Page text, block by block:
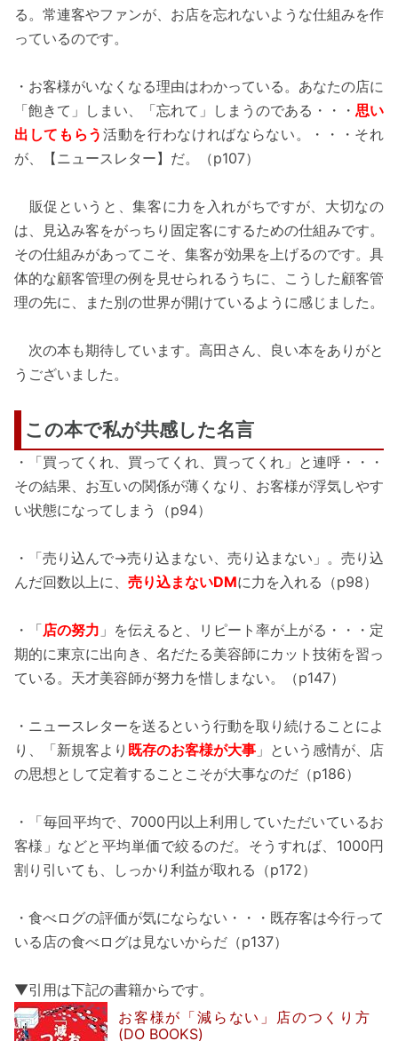
る。常連客やファンが、お店を忘れないような仕組みを作
っているのです。
・お客様がいなくなる理由はわかっている。あなたの店に
「飽きて」しまい、「忘れて」しまうのである・・・ 思い
出してもらう 活動を行わなければならない。・・・それ
が、【ニュースレター】だ。（p107）
販促というと、集客に力を入れがちですが、大切なの
は、見込み客をがっちり固定客にするための仕組みです。
その仕組みがあってこそ、集客が効果を上げるのです。具
体的な顧客管理の例を見せられるうちに、こうした顧客管
理の先に、また別の世界が開けているように感じました。
次の本も期待しています。高田さん、良い本をありがと
うございました。
この本で私が共感した名言
・「買ってくれ、買ってくれ、買ってくれ」と連呼・・・
その結果、お互いの関係が薄くなり、お客様が浮気しやす
い状態になってしまう（p94）
・「売り込んで→売り込まない、売り込まない」。売り込
んだ回数以上に、 売り込まないDMに力を入れる（p98）
・「店の努力 」を伝えると、リピート率が上がる・・・定
期的に東京に出向き、名だたる美容師にカット技術を習っ
ている。天才美容師が努力を惜しまない。（p147）
・ニュースレターを送るという行動を取り続けることによ
り、「新規客より 既存のお客様が大事 」という感情が、店
の思想として定着することこそが大事なのだ（p186）
・「毎回平均で、7000円以上利用していただいているお
客様」などと平均単価で絞るのだ。そうすれば、1000円
割り引いても、しっかり利益が取れる（p172）
・食べログの評価が気にならない・・・既存客は今行って
いる店の食べログは見ないからだ（p137）
▼引用は下記の書籍からです。
お客様が「減らない」店のつくり方
(DO BOOKS)